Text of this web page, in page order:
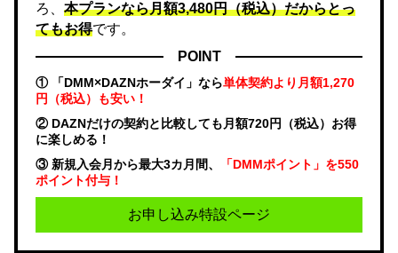
ろ、 本プランなら月額3,480円（税込）だからとっ
てもお得です。
POINT
① 「DMM×DAZNホーダイ」なら単体契約より月額1,270
円（税込）も安い！
② DAZNだけの契約と比較しても月額720円（税込）お得
に楽しめる！
③ 新規入会月から最大3カ月間、
「DMMポイント」を550
ポイント付与！
お申し込み特設ページ